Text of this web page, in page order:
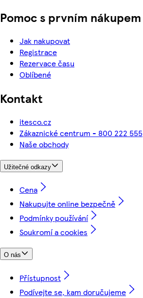
Pomoc s prvním nákupem
Jak nakupovat
Registrace
Rezervace času
Oblíbené
Kontakt
itesco.cz
Zákaznické centrum - 800 222 555
Naše obchody
Užitečné odkazy
Cena
Nakupujte online bezpečně
Podmínky používání
Soukromí a cookies
O nás
Přístupnost
Podívejte se, kam doručujeme